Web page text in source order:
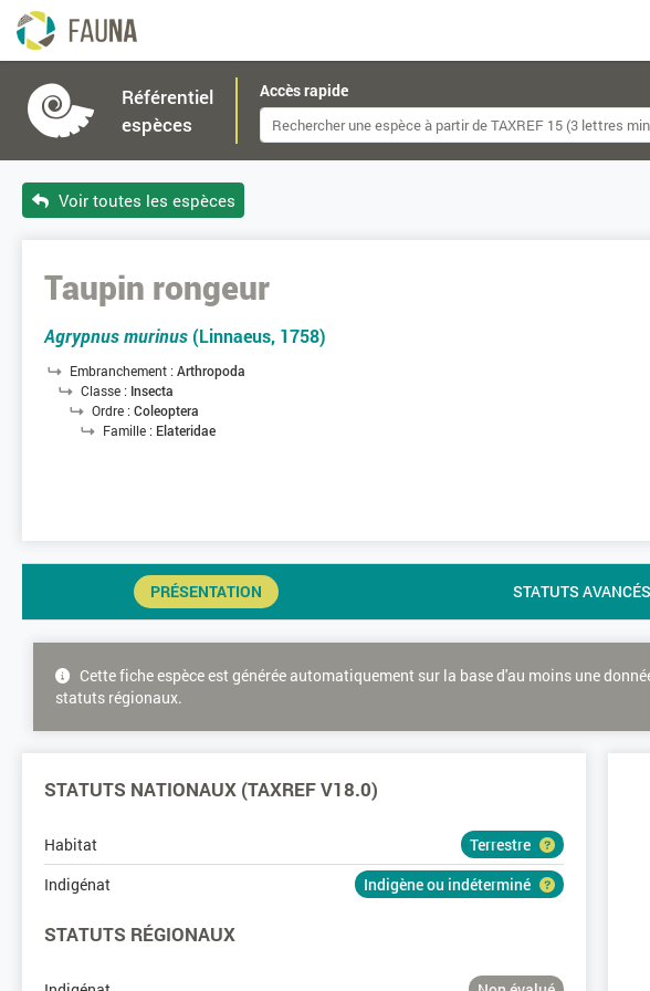
Référentiel
espèces
Accès rapide
Voir toutes les espèces
Taupin rongeur
Agrypnus murinus (Linnaeus, 1758)
Embranchement : Arthropoda
Classe : Insecta
Ordre : Coleoptera
Famille : Elateridae
PRÉSENTATION STATUTS AVANCÉS
Cette fiche espèce est générée automatiquement sur la base d'au moins une
statuts régionaux.
STATUTS NATIONAUX (TAXREF V18.0)
Habitat
Terrestre
Indigénat
Indigène ou indéterminé
STATUTS RÉGIONAUX